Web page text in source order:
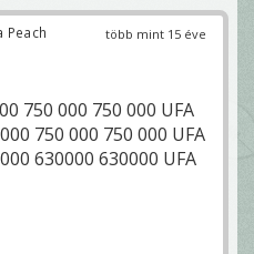
több mint 15 éve
750 000 750 000 UFA
750 000 750 000 UFA
630000 630000 UFA